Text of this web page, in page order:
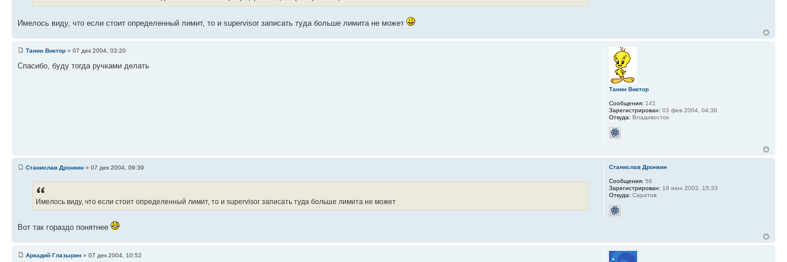
Имелось виду, что если стоит определенный лимит, то и supervisor записать туда больше лимита не может
Танин Виктор » 07 дек 2004, 03:20
Спасибо, буду тогда ручками делать
Танин Виктор
Сообщения: 141
Зарегистрирован: 03 фев 2004, 04:36
Откуда: Владивосток
Станислав Дронкин » 07 дек 2004, 09:39
Имелось виду, что если стоит определенный лимит, то и supervisor записать туда больше лимита не может
Вот так гораздо понятнее
Станислав Дронкин
Сообщения: 56
Зарегистрирован: 19 июн 2002, 15:33
Откуда: Саратов
Аркадий Глазырин » 07 дек 2004, 10:52